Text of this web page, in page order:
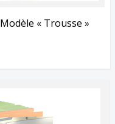
Modèle « Trousse »